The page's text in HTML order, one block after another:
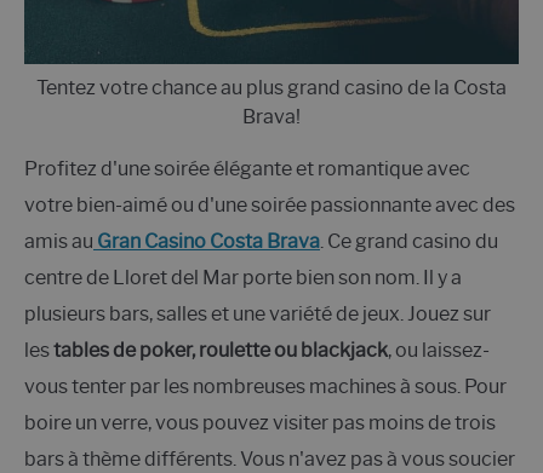
Tentez votre chance au plus grand casino de la Costa
Brava!
Profitez d'une soirée élégante et romantique avec
votre bien-aimé ou d'une soirée passionnante avec des
amis au Gran Casino Costa Brava. Ce grand casino du
centre de Lloret del Mar porte bien son nom. Il y a
plusieurs bars, salles et une variété de jeux. Jouez sur
lestables de poker, roulette ou blackjack, ou laissez-
vous tenter par les nombreuses machines à sous. Pour
boire un verre, vous pouvez visiter pas moins de trois
bars à thème différents. Vous n'avez pas à vous soucier